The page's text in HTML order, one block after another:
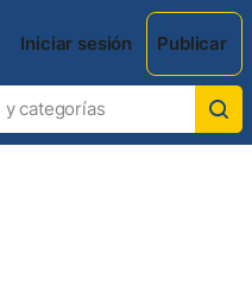
Iniciar sesión Publicar